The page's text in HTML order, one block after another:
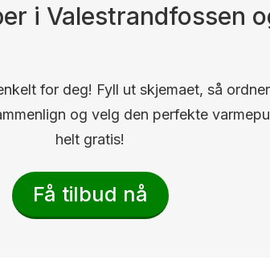
i Valestrandfossen
for deg! Fyll ut skjemaet, så
og velg den perfekte
helt gratis!
Få tilbud nå